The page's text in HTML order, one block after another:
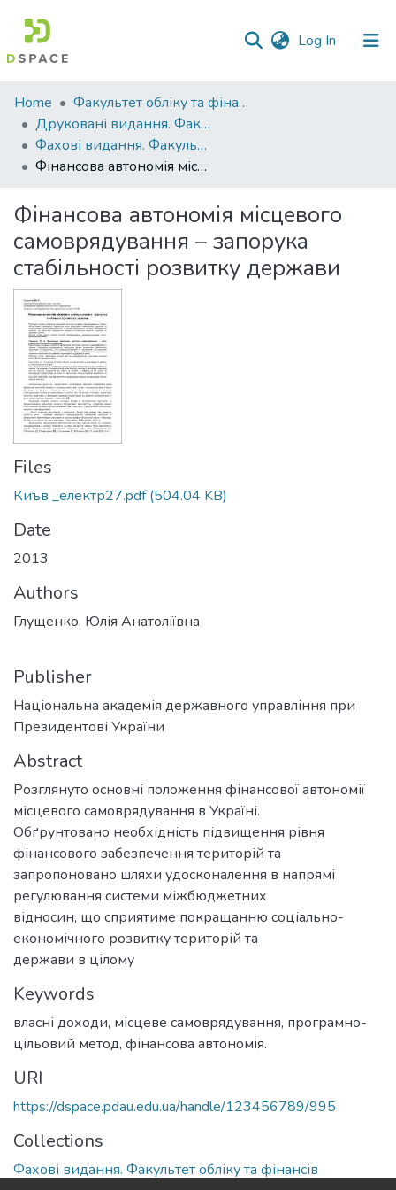
Log In (current)
Communities
&
Collections
Statistics
Home
Факультет обліку та фінансів
Друковані видання. Факультет обліку та фінансів
Фахові видання. Факультет обліку та фінансів
Фінансова автономія місцевого самоврядування – запорука стабільності розвитку держави
Фінансова автономія місцевого
самоврядування – запорука
стабільності розвитку держави
Files
Киъв _електр27.pdf(504.04 KB)
Date
2013
Authors
Глущенко, Юлія Анатоліївна
Publisher
Національна академія державного управління при
Президентові України
Abstract
Розглянуто основні положення фінансової автономії
місцевого самоврядування в Україні.
Обґрунтовано необхідність підвищення рівня
фінансового забезпечення територій та
запропоновано шляхи удосконалення в напрямі
регулювання системи міжбюджетних
відносин, що сприятиме покращанню соціально-
економічного розвитку територій та
держави в цілому
Keywords
власні доходи, місцеве самоврядування, програмно-
цільовий метод, фінансова автономія.
URI
https://dspace.pdau.edu.ua/handle/123456789/995
Collections
Фахові видання. Факультет обліку та фінансів